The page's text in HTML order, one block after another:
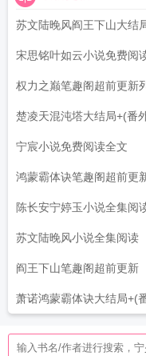
苏文陆晚风阎王下山大结
宋思铭叶如云小说免费阅
权力之巅笔趣阁超前更新
楚凌天混沌塔大结局+(番
宁宸小说免费阅读全文
鸿蒙霸体诀笔趣阁超前更
陈长安宁婷玉小说全集阅
苏文陆晚风小说全集阅读
阎王下山笔趣阁超前更新
萧诺鸿蒙霸体诀大结局+(